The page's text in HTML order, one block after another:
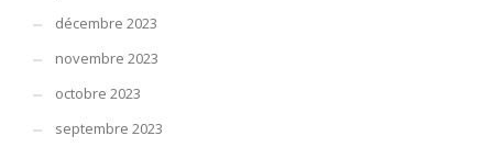
décembre 2023
novembre 2023
octobre 2023
septembre 2023